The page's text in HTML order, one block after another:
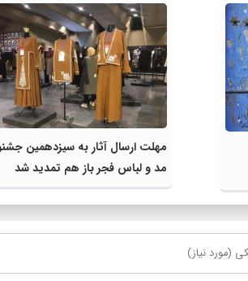
مهلت ارسال آثار به سیزدهمین
مد و لباس فجر باز هم تمدید شد